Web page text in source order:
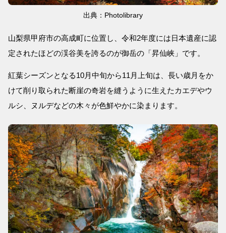
出典：Photolibrary
山梨県甲府市の高成町に位置し、令和2年度には日本遺産に認
定されたほどの渓谷美を誇るのが御岳の「昇仙峡」です。
紅葉シーズンとなる10月中旬から11月上旬は、長い歳月をか
けて削り取られた断崖の奇岩を縫うように生えたカエデやウ
ルシ、ヌルデなどの木々が色鮮やかに染まります。